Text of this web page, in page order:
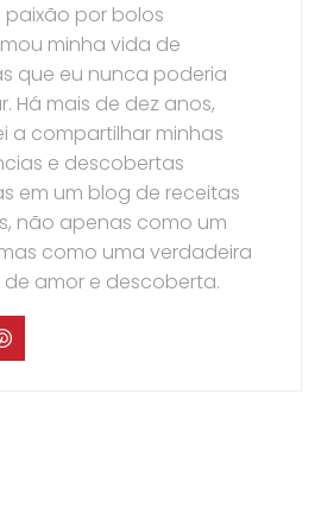
paixão por bolos
minha vida de
que eu nunca poderia
Há mais de dez anos,
a compartilhar minhas
e descobertas
em um blog de receitas
não apenas como um
como uma verdadeira
amor e descoberta.